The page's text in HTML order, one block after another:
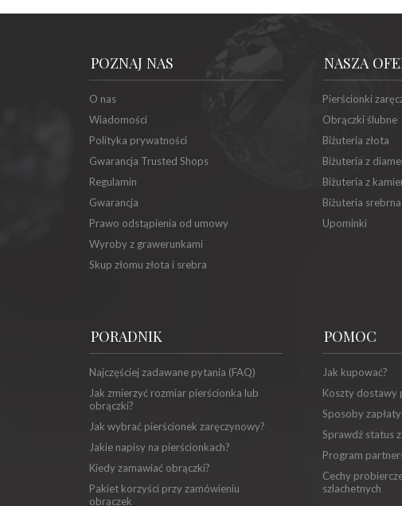
POZNAJ NAS
O nas
Wiadomości
Polityka prywatności
Gwarancja Trusted Shops
Regulamin
Gwarancja
Prawo odstąpienia od umowy
Wyroby z grawerunkami
Skup złomu złota i srebra
NASZA
Pierścionki
Obrączki ślubne
Biżuteria złota
Biżuteria z
Biżuteria z
Biżuteria srebrna
Upominki
PORADNIK
Najczęściej zadawane pytania (FAQ)
Jak zmierzyć rozmiar pierścionka lub
obrączki?
Jak wybrać pierścionek zaręczynowy?
Jakie napisy na pierścionkach?
Kiedy zamawiać obrączki?
Pakiet korzyści przy zamówieniu
obrączek
POMOC
Jak kupować?
Koszty dostawy
Sposoby zapłaty
Sprawdź status
Program
Cechy
szlachetnych